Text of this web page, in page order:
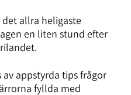
allra heligaste
en liten stund efter
appstyrda tips frågor
fyllda med